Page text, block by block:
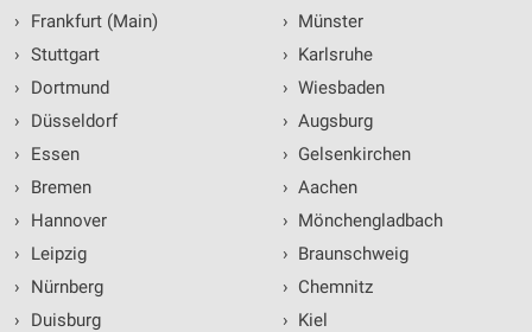
›
Frankfurt (Main)
› Stuttgart
›
Dortmund
›
Düsseldorf
›
Essen
›
Bremen
›
Hannover
›
Leipzig
›
Nürnberg
›
Duisburg
› Münster
› Karlsruhe
› Wiesbaden
› Augsburg
› Gelsenkirchen
› Aachen
› Mönchengladbach
› Braunschweig
› Chemnitz
› Kiel